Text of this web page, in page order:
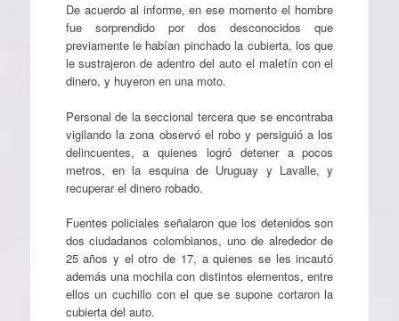
De acuerdo al informe, en ese momento el hombre
fue sorprendido por dos desconocidos que
previamente le habían pinchado la cubierta, los que
le sustrajeron de adentro del auto el maletín con el
dinero, y huyeron en una moto.
Personal de la seccional tercera que se encontraba
vigilando la zona observó el robo y persiguió a los
delincuentes, a quienes logró detener a pocos
metros, en la esquina de Uruguay y Lavalle, y
recuperar el dinero robado.
Fuentes policiales señalaron que los detenidos son
dos ciudadanos colombianos, uno de alrededor de
25 años y el otro de 17, a quienes se les incautó
además una mochila con distintos elementos, entre
ellos un cuchillo con el que se supone cortaron la
cubierta del auto.